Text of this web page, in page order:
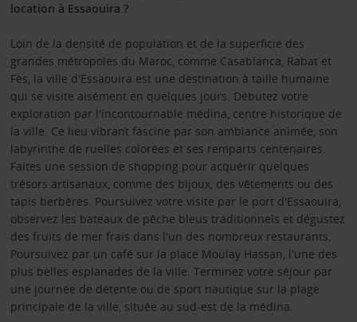
location à Essaouira ?
Loin de la densité de population et de la superficie des
grandes métropoles du Maroc, comme Casablanca, Rabat et
Fès, la ville d'Essaouira est une destination à taille humaine
qui se visite aisément en quelques jours. Débutez votre
exploration par l'incontournable médina, centre historique de
la ville. Ce lieu vibrant fascine par son ambiance animée, son
labyrinthe de ruelles colorées et ses remparts centenaires.
Faites une session de shopping pour acquérir quelques
trésors artisanaux, comme des bijoux, des vêtements ou des
tapis berbères. Poursuivez votre visite par le port d'Essaouira,
observez les bateaux de pêche bleus traditionnels et dégustez
des fruits de mer frais dans l'un des nombreux restaurants.
Poursuivez par un café sur la place Moulay Hassan, l'une des
plus belles esplanades de la ville. Terminez votre séjour par
une journée de détente ou de sport nautique sur la plage
principale de la ville, située au sud-est de la médina.